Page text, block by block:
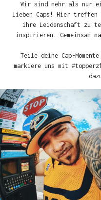
Wir sind mehr als nur
lieben Caps! Hier treffen
ihre Leidenschaft zu
inspirieren. Gemeinsam
Teile deine Cap-
markiere uns mit